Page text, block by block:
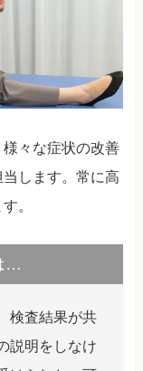
々な症状の改善
します。常に高
。
…
検査結果が共
説明をしなけ